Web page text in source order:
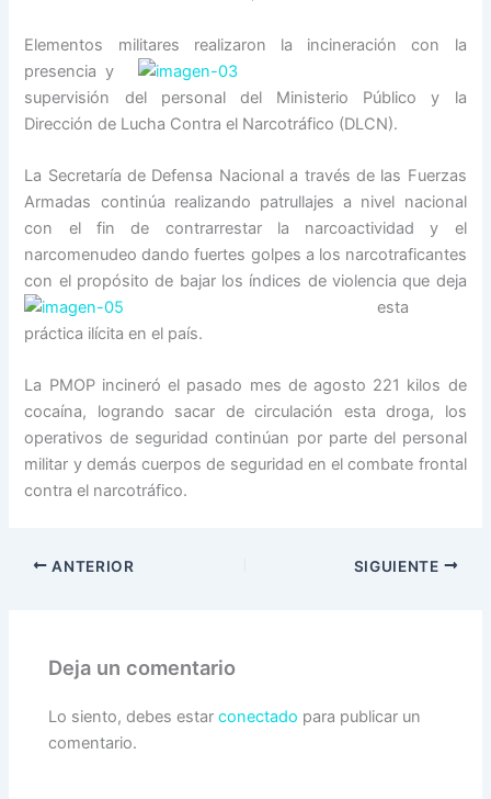
Elementos militares realizaron la incineración con la
presencia y
supervisión del personal del Ministerio Público y la
Dirección de Lucha Contra el Narcotráfico (DLCN).
La Secretaría de Defensa Nacional a través de las Fuerzas
Armadas continúa realizando patrullajes a nivel nacional
con el fin de contrarrestar la narcoactividad y el
narcomenudeo dando fuertes golpes a los narcotraficantes
con el propósito de bajar los índices de violencia que deja
esta
práctica ilícita en el país.
La PMOP incineró el pasado mes de agosto 221 kilos de
cocaína, logrando sacar de circulación esta droga, los
operativos de seguridad continúan por parte del personal
militar y demás cuerpos de seguridad en el combate frontal
contra el narcotráfico.
ANTERIOR SIGUIENTE
Deja un comentario
Lo siento, debes estarconectado para publicar un
comentario.